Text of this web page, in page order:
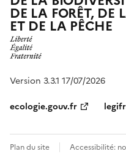
DE LA FORÊT, DE
ET DE LA PÊCHE
Version 3.3.1 17/07/2026
ecologie.gouv.fr
Plan du site Accessibilité: